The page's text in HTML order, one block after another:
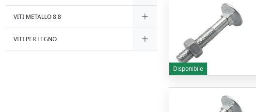
VITI METALLO 8.8
VITI PER LEGNO
Disponibile